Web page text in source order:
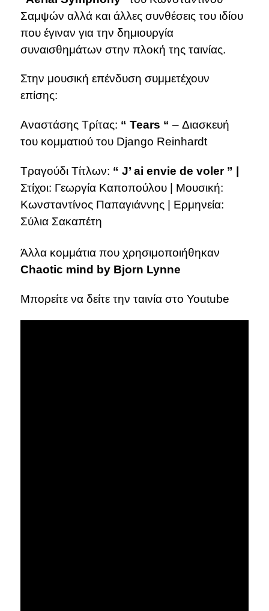
Σαμψών αλλά και άλλες συνθέσεις του ιδίου
που έγιναν για την δημιουργία
συναισθημάτων στην πλοκή της ταινίας.
Στην μουσική επένδυση συμμετέχουν
επίσης:
Αναστάσης Τρίτας: “ Tears “ – Διασκευή
του κομματιού του Django Reinhardt
Τραγούδι Τίτλων: “ J’ ai envie de voler ” |
Στίχοι: Γεωργία Καποπούλου | Μουσική:
Κωνσταντίνος Παπαγιάννης | Ερμηνεία:
Σύλια Σακαπέτη
Άλλα κομμάτια που χρησιμοποιήθηκαν
Chaotic mind by Bjorn Lynne
Μπορείτε να δείτε την ταινία στο Youtube